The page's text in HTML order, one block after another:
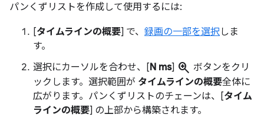
パンくずリストを作成して使用するには:
[タイムラインの概要] で、 録画の一部を選択しま
す。
選択にカーソルを合わせ、[N ms] zoom_in ボタンをクリ
ックします。選択範囲が タイムラインの概要全体に
広がります。パンくずリストのチェーンは、[タイム
ラインの概要] の上部から構築されます。